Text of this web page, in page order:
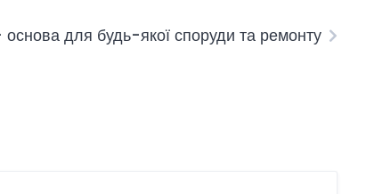
для будь-якої споруди та ремонту